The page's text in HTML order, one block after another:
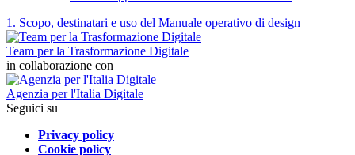
1. Scopo, destinatari e uso del Manuale operativo di design
Team per la Trasformazione Digitale
in collaborazione con
Agenzia per l'Italia Digitale
Seguici su
Privacy policy
Cookie policy